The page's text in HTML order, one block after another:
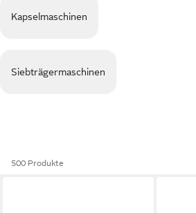
Kapselmaschinen
Siebträgermaschinen
500 Produkte